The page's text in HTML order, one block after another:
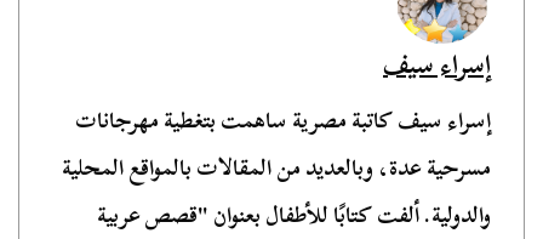
إسراء سيف
إسراء سيف كاتبة مصرية ساهمت بتغطية مهرجانات
مسرحية عدة، وبالعديد من المقالات بالمواقع المحلية
والدولية. ألفت كتابًا للأطفال بعنوان "قصص عربية